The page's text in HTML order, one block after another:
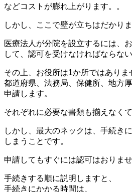
などコストが膨れ上がります。。
しかし、ここで壁が立ちはだかりま
医療法人が分院を設立するには、
して、認可を受けなければならない
その上、お役所は1か所ではありま
都道府県、法務局、保健所、地方
申請します。
それぞれに必要な書類も揃えなく
しかし、最大のネックは、手続き
しまうことです。
申請してもすぐには認可はおりませ
手続きする順に説明しますと、
手続きにかかる時間は、